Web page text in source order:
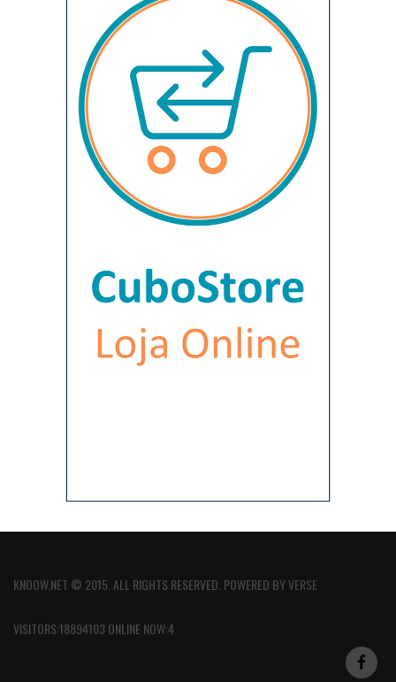
KNOOW.NET © 2015. ALL RIGHTS RESERVED. POWERED BYVERSE
VISITORS:18894103 ONLINE NOW:4